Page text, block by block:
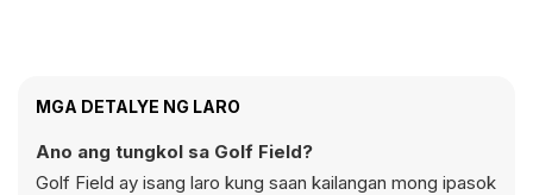
MGA DETALYE NG LARO
Ano ang tungkol sa Golf Field?
Golf Field ay isang laro kung saan kailangan mong ipasok